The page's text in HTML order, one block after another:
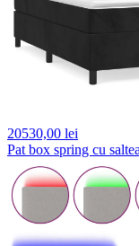
20530,00 lei
Pat box spring cu